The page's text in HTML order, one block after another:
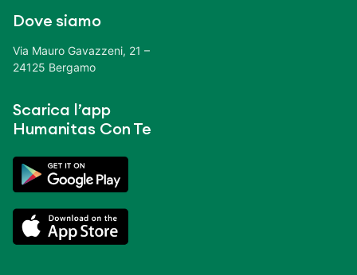
Dove siamo
Via Mauro Gavazzeni, 21 –
24125 Bergamo
Scarica l’app
Humanitas Con Te